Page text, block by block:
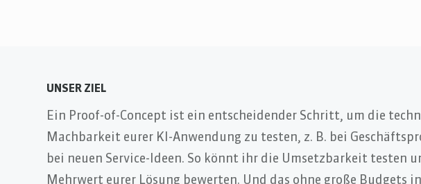
UNSER ZIEL
Ein Proof-of-Concept ist ein entscheidender Schritt, um die
Machbarkeit eurer KI-Anwendung zu testen, z. B. bei
bei neuen Service-Ideen. So könnt ihr die Umsetzbarkeit testen
Mehrwert eurer Lösung bewerten. Und das ohne große Budgets